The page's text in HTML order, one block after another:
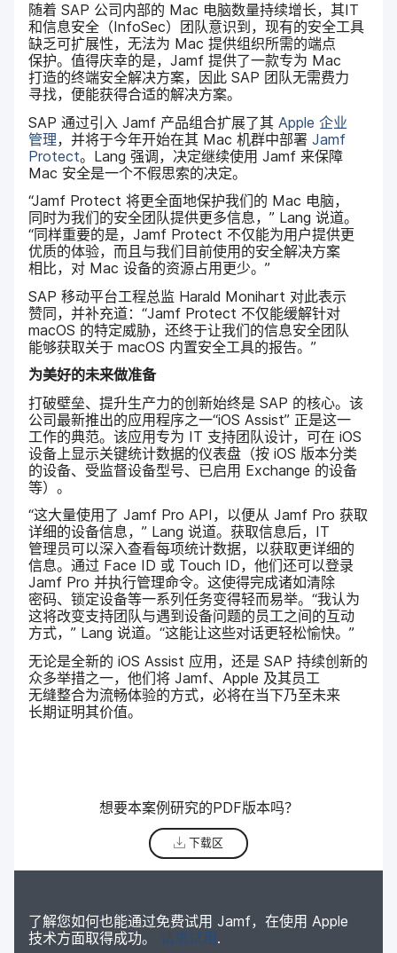
随​着 SAP 公司​内部​的 Mac 电脑​数量​持续​增长，​其IT
和​信息​安全​（InfoSec）​团队​意识到，​现有​的​安全​工具​
缺乏​可​扩展性，​无法​为 Mac提供​组织​所​需​的​端点​
保护。​值得​庆幸​的​是，Jamf提供​了​一​款​专为 Mac
打造​的​终端​安全​解决​方案，​因此 SAP 团队​无​需费力​
寻找，​便​能​获得​合适​的​解决​方案。
SAP通过​引入 Jamf 产品​组合​扩展​了​其 Apple企业​
管理，​并​将​于​今年​开始​在​其 Mac机群​中部署 Jamf
Protect。 Lang强调，​决定​继续​使用 Jamf 来​保障
Mac 安全​是​一​个​不假​思索​的​决定。
“Jamf Protect将​更​全​面​地​保护​我们​的 Mac 电脑，​
同时​为​我们​的​安全​团队​提供​更​多​信息，” Lang说道。​
“同样​重要​的​是，Jamf Protect 不仅​能​为​用户​提供​更​
优质​的​体验，​而且​与​我们​目前​使用​的​安全​解决​方案​
相比，​对 Mac设备​的​资源​占用​更少。”
SAP移动​平台​工程​总监 Harald Monihart 对​此​表示​
赞同，​并​补​充道：​“Jamf Protect 不仅​能​缓解​针对
macOS 的​特定​威胁，​还​终于​让​我们​的​信息​安全​团队​
能够​获取​关于 macOS 内置​安全​工具​的​报告。”
为​美好​的​未来​做​准备
打破​壁垒、​提升​生产力​的​创新​始终​是 SAP 的​核心。​该​
公司​最​新​推出​的​应用​程序​之一​“iOS Assist” 正​是​这​一​
工作​的​典范。​该​应用​专为 IT 支持​团队​设计，​可​在 iOS
设备​上​显示​关键统计数据​的​仪表盘​（按 iOS 版本​分类​
的​设备、​受监督​设备型号、​已​启​用 Exchange 的​设备​
等）。
“这​大量​使用​了 Jamf Pro API ，​以​便​从 Jamf Pro获取​
详细​的​设备​信息，” Lang说道。​获取​信息​后， IT
管理员​可以​深入​查​看​每​项​统计数据，​以​获取​更​详细​的​
信息。​通过 Face ID 或 Touch ID，​他们​还​可以​登录
Jamf Pro并​执行​管理​命令。​这​使​得​完成​诸如清除​
密码、​锁定​设备​等​一系列​任务​变​得轻​而​易举。​“我​认为​
这​将​改变​支持​团队​与​遇到​设备​问题​的​员工​之间​的​互动​
方式，” Lang说道。​“这​能​让​这些​对话​更​轻松​愉快。”
无论是​全​新​的 iOS Assist 应用，​还是 SAP持续​创新​的​
众多​举措​之一，​他们​将 Jamf、 Apple 及​其员工​
无缝整合​为​流畅​体验​的​方式，​必​将​在​当下​乃​至​未​来​
长期​证明​其​价值。
想​要​本​案​例​研究​的PDF版本​吗？
下载区
了解​您​如何​也​能​通过​免费​试用 Jamf，​在​使用 Apple
技术​方面​取得​成功。
请​求试用.